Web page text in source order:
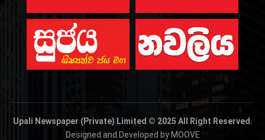
Upali Newspaper (Private) Limited © 2025 All Right Reserved.
Designed and Developed by MOOVE